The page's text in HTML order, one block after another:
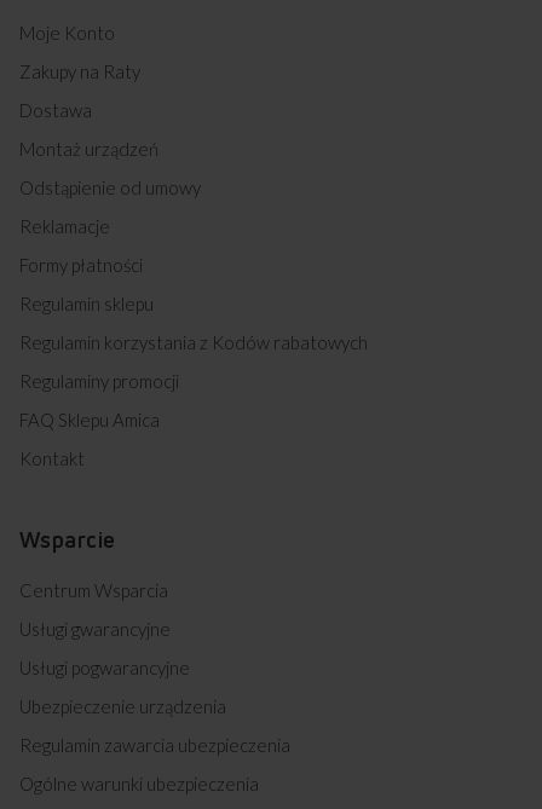
Moje Konto
Zakupy na Raty
Dostawa
Montaż urządzeń
Odstąpienie od umowy
Reklamacje
Formy płatności
Regulamin sklepu
Regulamin korzystania z Kodów rabatowych
Regulaminy promocji
FAQ Sklepu Amica
Kontakt
Wsparcie
Centrum Wsparcia
Usługi gwarancyjne
Usługi pogwarancyjne
Ubezpieczenie urządzenia
Regulamin zawarcia ubezpieczenia
Ogólne warunki ubezpieczenia